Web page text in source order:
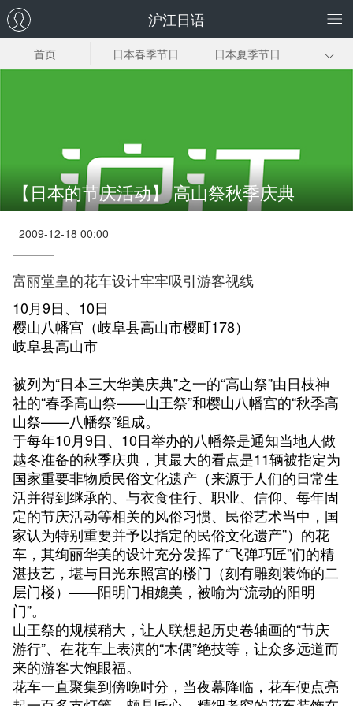
沪江日语
首页 日本春季节日 日本夏季节日
【日本的节庆活动】 高山祭秋季庆典
2009-12-18 00:00
富丽堂皇的花车设计牢牢吸引游客视线
10月9日、10日
樱山八幡宫（岐阜县高山市樱町178）
岐阜县高山市
被列为“日本三大华美庆典”之一的“高山祭”由日枝神
社的“春季高山祭——山王祭”和樱山八幡宫的“秋季高
山祭——八幡祭”组成。
于每年10月9日、10日举办的八幡祭是通知当地人做
越冬准备的秋季庆典，其最大的看点是11辆被指定为
国家重要非物质民俗文化遗产（来源于人们的日常生
活并得到继承的、与衣食住行、职业、信仰、每年固
定的节庆活动等相关的风俗习惯、民俗艺术当中，国
家认为特别重要并予以指定的民俗文化遗产”）的花
车，其绚丽华美的设计充分发挥了“飞弹巧匠”们的精
湛技艺，堪与日光东照宫的楼门（刻有雕刻装饰的二
层门楼）——阳明门相媲美，被喻为“流动的阳明
门”。
山王祭的规模稍大，让人联想起历史卷轴画的“节庆
游行”、在花车上表演的“木偶”绝技等，让众多远道而
来的游客大饱眼福。
花车一直聚集到傍晚时分，当夜幕降临，花车便点亮